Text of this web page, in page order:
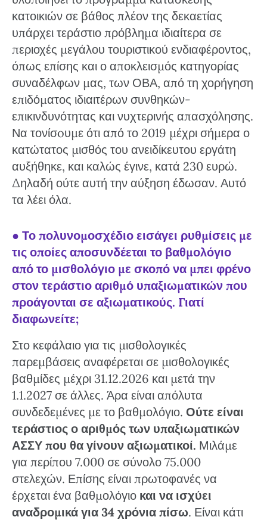
κατοικιών σε βάθος πλέον της δεκαετίας
υπάρχει τεράστιο πρόβλημα ιδιαίτερα σε
περιοχές μεγάλου τουριστικού ενδιαφέροντος,
όπως επίσης και ο αποκλεισμός κατηγορίας
συναδέλφων μας, των ΟΒΑ, από τη χορήγηση
επιδόματος ιδιαιτέρων συνθηκών-
επικινδυνότητας και νυχτερινής απασχόλησης.
Να τονίσoυμε ότι από το 2019 μέχρι σήμερα ο
κατώτατος μισθός του ανειδίκευτου εργάτη
αυξήθηκε, και καλώς έγινε, κατά 230 ευρώ.
Δηλαδή ούτε αυτή την αύξηση έδωσαν. Αυτό
τα λέει όλα.
● Το πολυνομοσχέδιο εισάγει ρυθμίσεις με
τις οποίες αποσυνδέεται το βαθμολόγιο
από το μισθολόγιο με σκοπό να μπει φρένο
στον τεράστιο αριθμό υπαξιωματικών που
προάγονται σε αξιωματικούς. Γιατί
διαφωνείτε;
Στο κεφάλαιο για τις μισθολογικές
παρεμβάσεις αναφέρεται σε μισθολογικές
βαθμίδες μέχρι 31.12.2026 και μετά την
1.1.2027 σε άλλες. Άρα είναι απόλυτα
συνδεδεμένες με το βαθμολόγιο. Ούτε είναι
τεράστιος ο αριθμός των υπαξιωματικών
ΑΣΣΥ που θα γίνουν αξιωματικοί. Μιλάμε
για περίπου 7.000 σε σύνολο 75.000
στελεχών. Επίσης είναι πρωτοφανές να
έρχεται ένα βαθμολόγιο και να ισχύει
αναδρομικά για 34 χρόνια πίσω. Είναι κάτι